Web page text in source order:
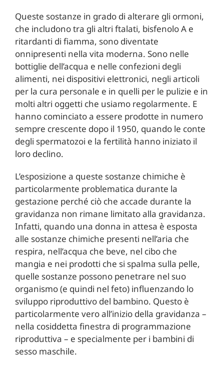
Queste sostanze in grado di alterare gli ormoni,
che includono tra gli altri ftalati, bisfenolo A e
ritardanti di fiamma, sono diventate
onnipresenti nella vita moderna. Sono nelle
bottiglie dell’acqua e nelle confezioni degli
alimenti, nei dispositivi elettronici, negli articoli
per la cura personale e in quelli per le pulizie e in
molti altri oggetti che usiamo regolarmente. E
hanno cominciato a essere prodotte in numero
sempre crescente dopo il 1950, quando le conte
degli spermatozoi e la fertilità hanno iniziato il
loro declino.
L’esposizione a queste sostanze chimiche è
particolarmente problematica durante la
gestazione perché ciò che accade durante la
gravidanza non rimane limitato alla gravidanza.
Infatti, quando una donna in attesa è esposta
alle sostanze chimiche presenti nell’aria che
respira, nell’acqua che beve, nel cibo che
mangia e nei prodotti che si spalma sulla pelle,
quelle sostanze possono penetrare nel suo
organismo (e quindi nel feto) influenzando lo
sviluppo riproduttivo del bambino. Questo è
particolarmente vero all’inizio della gravidanza –
nella cosiddetta finestra di programmazione
riproduttiva – e specialmente per i bambini di
sesso maschile.